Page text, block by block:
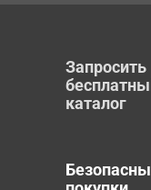
Запросить
каталог